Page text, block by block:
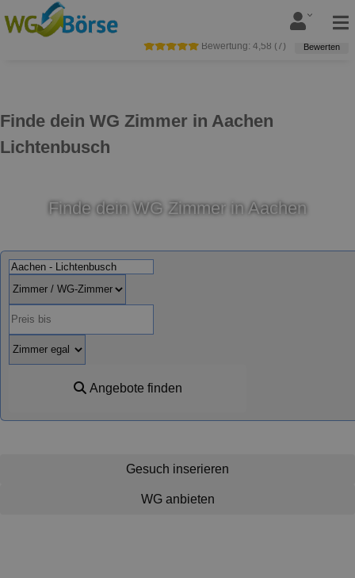
Finde dein WG Zimmer in Aachen
Lichtenbusch
Bewertung: 4,58 ( 7) Bewerten
Finde dein WG Zimmer in Aachen
Angebote finden
Gesuch inserieren
WG anbieten